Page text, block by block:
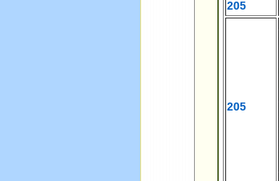
205
205